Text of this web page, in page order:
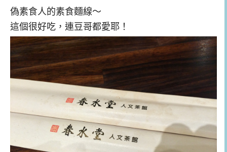
偽素食人的素食麵線～
這個很好吃，連豆哥都愛耶！